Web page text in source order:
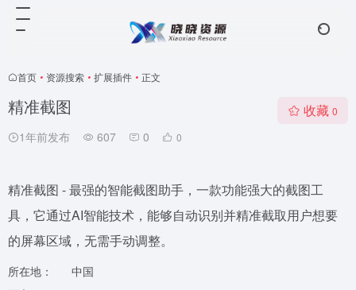
首页 • 资源搜索 • 扩展插件 • 正文
精准截图
1年前发布 607 0 0
收藏 0
精准截图 - 最强的智能截图助手，一款功能强大的截图工
具，它通过AI智能技术，能够自动识别并精准截取用户想要
的屏幕区域，无需手动调整。
所在地：
中国